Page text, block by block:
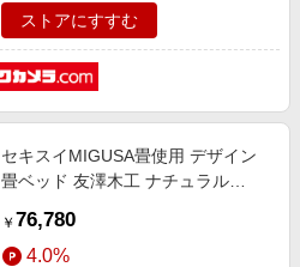
ストアにすすむ
セキスイMIGUSA畳使用 デザイン
畳ベッド 友澤木工 ナチュラル
￥ 76,780
4.0%